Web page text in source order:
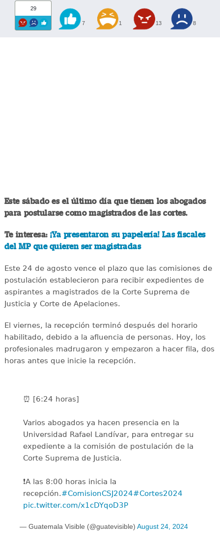
29
7 1 13 8
Este sábado es el último día que tienen los abogados
para postularse como magistrados de las cortes.
Te interesa:¡Ya presentaron su papelería! Las fiscales
del MP que quieren ser magistradas
Este 24 de agosto vence el plazo que las comisiones de
postulación establecieron para recibir expedientes de
aspirantes a magistrados de la Corte Suprema de
Justicia y Corte de Apelaciones.
El viernes, la recepción terminó después del horario
habilitado, debido a la afluencia de personas. Hoy, los
profesionales madrugaron y empezaron a hacer fila, dos
horas antes que inicie la recepción.
⏰ [6:24 horas]
Varios abogados ya hacen presencia en la
Universidad Rafael Landívar, para entregar su
expediente a la comisión de postulación de la
Corte Suprema de Justicia.
❗A las 8:00 horas inicia la
recepción.#ComisionCSJ2024#Cortes2024
pic.twitter.com/x1cDYqoD3P
— Guatemala Visible (@guatevisible) August 24, 2024